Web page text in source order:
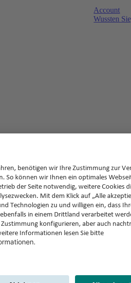
Account
Wussten
Sie haben